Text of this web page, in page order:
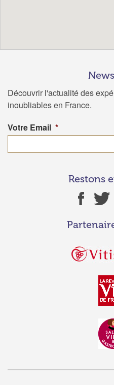
Découvrir l'actualité des
inoubliables en France.
Votre Email *
Restons